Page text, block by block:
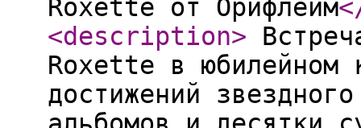
Roxette от Орифлейм
<description>
Roxette в юбилейном
достижений